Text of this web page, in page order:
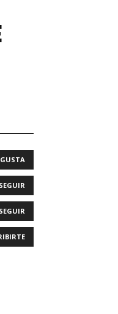
SEGUIR
SEGUIR